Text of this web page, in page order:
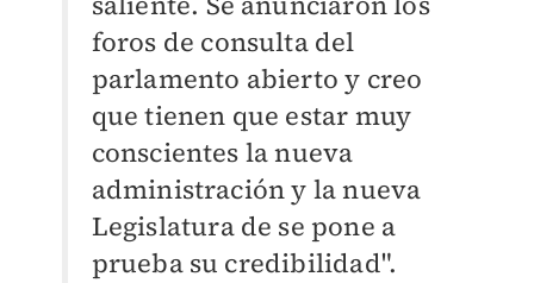
foros de consulta del
parlamento abierto y creo
que tienen que estar muy
conscientes la nueva
administración y la nueva
Legislatura de se pone a
prueba su credibilidad".